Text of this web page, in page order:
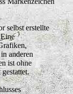
selbst erstellte
anderen
ist ohne